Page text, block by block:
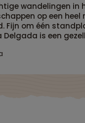
wandelingen in
op een heel
Fijn om één
Delgada is een
straatjes, haven,